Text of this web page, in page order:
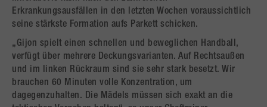
Erkrankungsausfällen in den letzten Wochen voraussichtlich
seine stärkste Formation aufs Parkett schicken.
„Gijon spielt einen schnellen und beweglichen Handball,
verfügt über mehrere Deckungsvarianten. Auf Rechtsaußen
und im linken Rückraum sind sie sehr stark besetzt. Wir
brauchen 60 Minuten volle Konzentration, um
dagegenzuhalten. Die Mädels müssen sich exakt an die